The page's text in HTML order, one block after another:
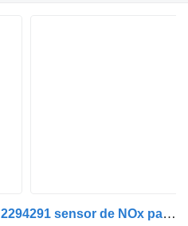
Scania euro 6 nox sensor 2294291 sensor de NOx para Scania cabeza tractora